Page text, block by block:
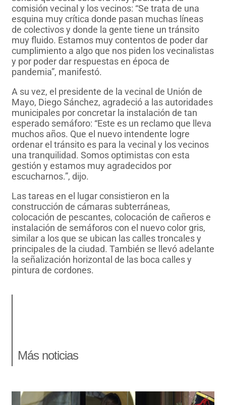
comisión vecinal y los vecinos: “Se trata de una
esquina muy crítica donde pasan muchas líneas
de colectivos y donde la gente tiene un tránsito
muy fluido. Estamos muy contentos de poder dar
cumplimiento a algo que nos piden los vecinalistas
y por poder dar respuestas en época de
pandemia”, manifestó.
A su vez, el presidente de la vecinal de Unión de
Mayo, Diego Sánchez, agradeció a las autoridades
municipales por concretar la instalación de tan
esperado semáforo: “Este es un reclamo que lleva
muchos años. Que el nuevo intendente logre
ordenar el tránsito es para la vecinal y los vecinos
una tranquilidad. Somos optimistas con esta
gestión y estamos muy agradecidos por
escucharnos.”, dijo.
Las tareas en el lugar consistieron en la
construcción de cámaras subterráneas,
colocación de pescantes, colocación de cañeros e
instalación de semáforos con el nuevo color gris,
similar a los que se ubican las calles troncales y
principales de la ciudad. También se llevó adelante
la señalización horizontal de las boca calles y
pintura de cordones.
Más noticias